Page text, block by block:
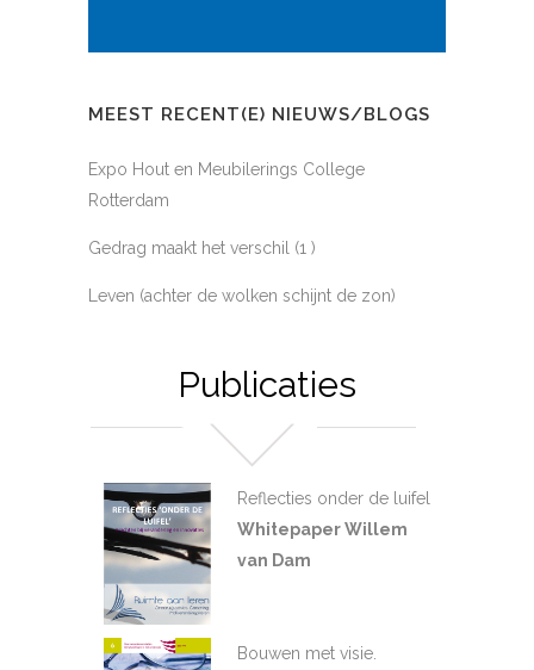
MEEST RECENT(E) NIEUWS/BLOGS
Expo Hout en Meubilerings College
Rotterdam
Gedrag maakt het verschil (1 )
Leven (achter de wolken schijnt de zon)
Publicaties
Reflecties onder de luifel
Whitepaper Willem
van Dam
Bouwen met visie.